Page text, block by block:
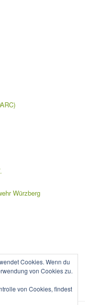
Würzberg
Cookies. Wenn du
von Cookies zu.
von Cookies, findest